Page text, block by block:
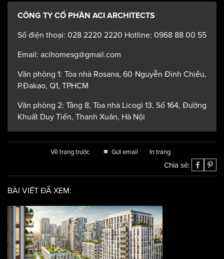
CÔNG TY CỔ PHẦN ACI ARCHITECTS
Số điện thoại: 028 2220 2220 Hotline: 0968 88 00 55
Email: acihomesg@gmail.com
Văn phòng 1: Tòa nhà Rosana, 60 Nguyễn Đình Chiểu,
P.Đakao, Q1, TPHCM
Văn phòng 2: Tầng 8, Tòa nhà Licogi 13, Số 164, Đường
Khuất Duy Tiến, Thanh Xuân, Hà Nội
Về trang trước Gửi email In trang
Chia sẻ:
BÀI VIẾT ĐÃ XEM: